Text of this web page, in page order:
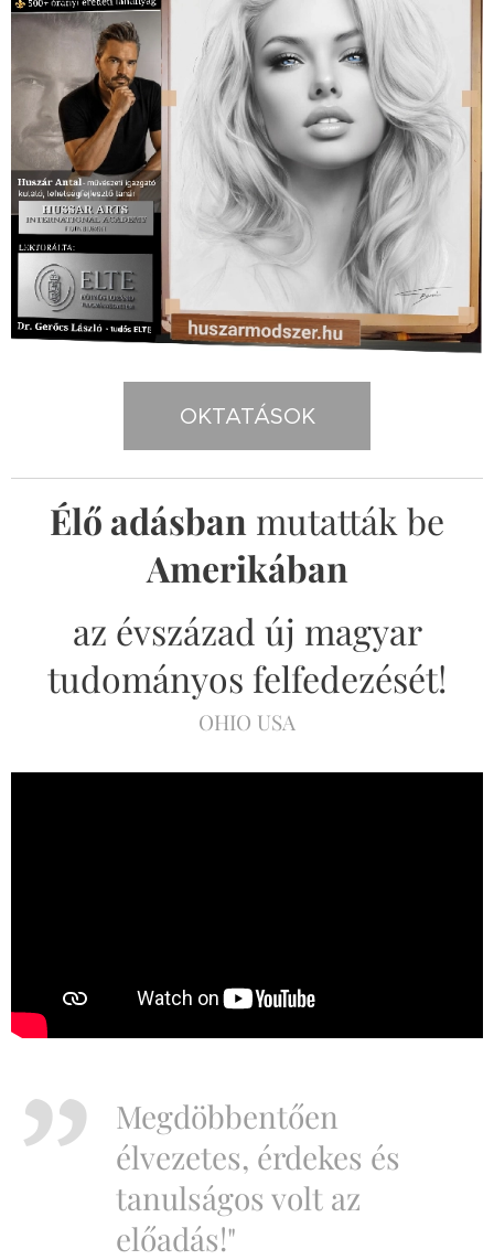
OKTATÁSOK
Élő adásban mutatták be
Amerikában
az évszázad új magyar
tudományos felfedezését!
OHIO USA
Megdöbbentően
élvezetes, érdekes és
tanulságos volt az
előadás!"